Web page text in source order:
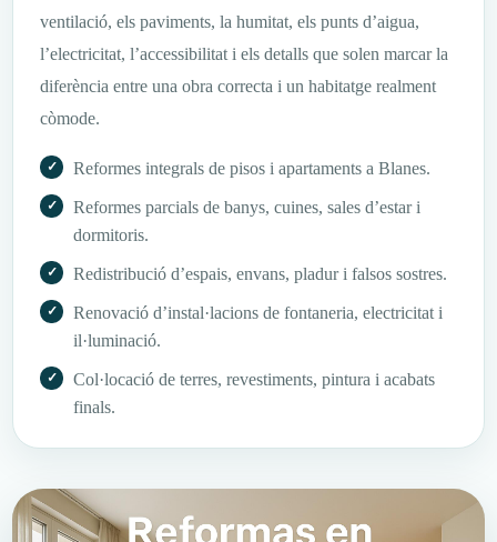
ventilació, els paviments, la humitat, els punts d’aigua,
l’electricitat, l’accessibilitat i els detalls que solen marcar la
diferència entre una obra correcta i un habitatge realment
còmode.
Reformes integrals de pisos i apartaments a Blanes.
Reformes parcials de banys, cuines, sales d’estar i
dormitoris.
Redistribució d’espais, envans, pladur i falsos sostres.
Renovació d’instal·lacions de fontaneria, electricitat i
il·luminació.
Col·locació de terres, revestiments, pintura i acabats
finals.